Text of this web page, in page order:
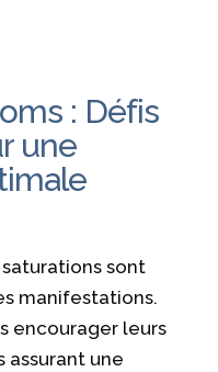
: Défis
une
saturations sont
manifestations.
encourager leurs
assurant une